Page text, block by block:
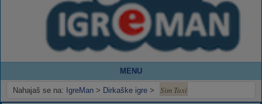
MENU
Nahajaš se na: IgreMan > Dirkaške igre > Sim Taxi